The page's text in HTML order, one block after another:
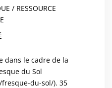
/ RESSOURCE
dans le cadre de la
du Sol
du-sol/). 35